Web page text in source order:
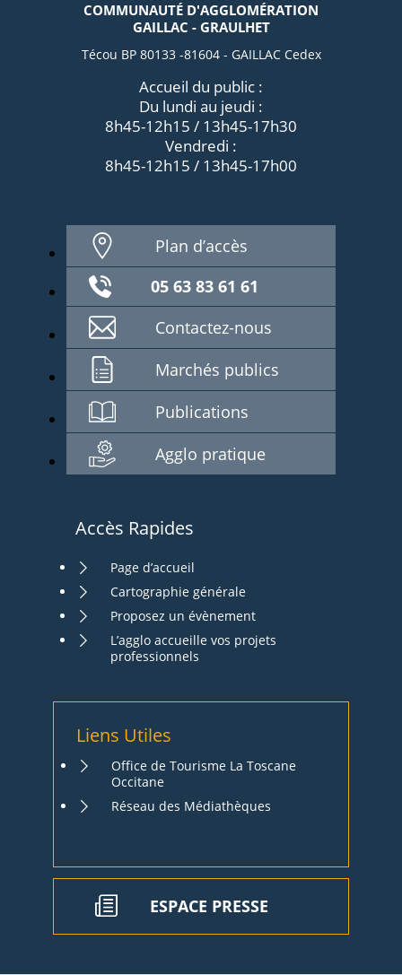
COMMUNAUTÉ D'AGGLOMÉRATION
GAILLAC - GRAULHET
Técou BP 80133 -81604 - GAILLAC Cedex
Accueil du public :
Du lundi au jeudi :
8h45-12h15 / 13h45-17h30
Vendredi :
8h45-12h15 / 13h45-17h00
Plan d’accès
05 63 83 61 61
Contactez-nous
Marchés publics
Publications
Agglo pratique
Accès Rapides
Page d’accueil
Cartographie générale
Proposez un évènement
L’agglo accueille vos projets
professionnels
Liens Utiles
Office de Tourisme La Toscane
Occitane
Réseau des Médiathèques
ESPACE PRESSE